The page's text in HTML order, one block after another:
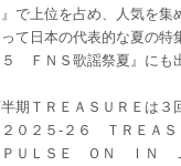
で上位を占め、人気を集
て日本の代表的な夏の特
５ ＦＮＳ歌謡祭夏』にも
期ＴＲＥＡＳＵＲＥは３
２０２５‐２６ ＴＲＥＡ
ＵＬＳＥ ＯＮ ＩＮ